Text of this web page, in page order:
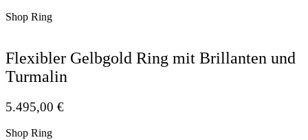
Shop Ring
Flexibler Gelbgold Ring mit Brillanten und
Turmalin
5.495,00 €
Shop Ring